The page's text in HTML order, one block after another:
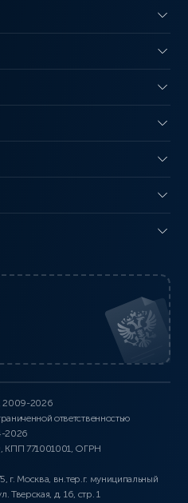
2009-2026
ответственностью
2026
КПП 771001001, ОГРН
г. Москва, вн.тер.г. муниципальный
Тверская, д. 16, стр. 1